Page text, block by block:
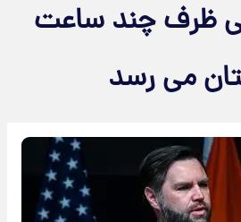
ظرف چند ساعت
می رسد